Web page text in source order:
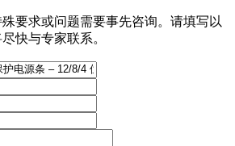
要求或问题需要事先咨询。请填写以
快与专家联系。